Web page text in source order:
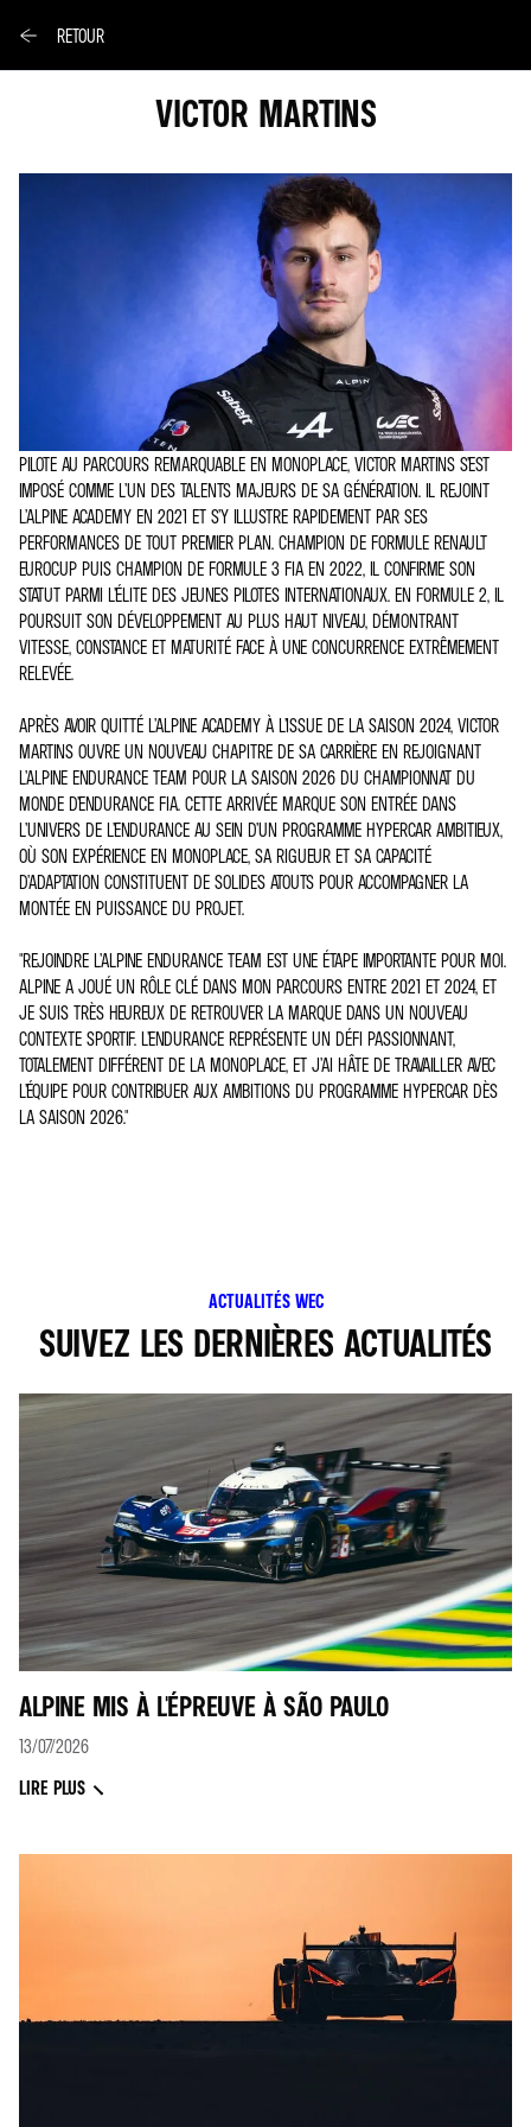
RETOUR
VICTOR MARTINS
PILOTE AU PARCOURS REMARQUABLE EN MONOPLACE, VICTOR MARTINS S’EST
IMPOSÉ COMME L’UN DES TALENTS MAJEURS DE SA GÉNÉRATION. IL REJOINT
L’ALPINE ACADEMY EN 2021 ET S’Y ILLUSTRE RAPIDEMENT PAR SES
PERFORMANCES DE TOUT PREMIER PLAN. CHAMPION DE FORMULE RENAULT
EUROCUP PUIS CHAMPION DE FORMULE 3 FIA EN 2022, IL CONFIRME SON
STATUT PARMI L’ÉLITE DES JEUNES PILOTES INTERNATIONAUX. EN FORMULE 2, IL
POURSUIT SON DÉVELOPPEMENT AU PLUS HAUT NIVEAU, DÉMONTRANT
VITESSE, CONSTANCE ET MATURITÉ FACE À UNE CONCURRENCE EXTRÊMEMENT
RELEVÉE.
APRÈS AVOIR QUITTÉ L’ALPINE ACADEMY À L’ISSUE DE LA SAISON 2024, VICTOR
MARTINS OUVRE UN NOUVEAU CHAPITRE DE SA CARRIÈRE EN REJOIGNANT
L’ALPINE ENDURANCE TEAM POUR LA SAISON 2026 DU CHAMPIONNAT DU
MONDE D’ENDURANCE FIA. CETTE ARRIVÉE MARQUE SON ENTRÉE DANS
L’UNIVERS DE L’ENDURANCE AU SEIN D’UN PROGRAMME HYPERCAR AMBITIEUX,
OÙ SON EXPÉRIENCE EN MONOPLACE, SA RIGUEUR ET SA CAPACITÉ
D’ADAPTATION CONSTITUENT DE SOLIDES ATOUTS POUR ACCOMPAGNER LA
MONTÉE EN PUISSANCE DU PROJET.
"REJOINDRE L’ALPINE ENDURANCE TEAM EST UNE ÉTAPE IMPORTANTE POUR MOI.
ALPINE A JOUÉ UN RÔLE CLÉ DANS MON PARCOURS ENTRE 2021 ET 2024, ET
JE SUIS TRÈS HEUREUX DE RETROUVER LA MARQUE DANS UN NOUVEAU
CONTEXTE SPORTIF. L’ENDURANCE REPRÉSENTE UN DÉFI PASSIONNANT,
TOTALEMENT DIFFÉRENT DE LA MONOPLACE, ET J’AI HÂTE DE TRAVAILLER AVEC
L’ÉQUIPE POUR CONTRIBUER AUX AMBITIONS DU PROGRAMME HYPERCAR DÈS
LA SAISON 2026."
ACTUALITÉS WEC
SUIVEZ LES DERNIÈRES ACTUALITÉS
ALPINE MIS À L'ÉPREUVE À SÃO PAULO
13/07/2026
LIRE PLUS